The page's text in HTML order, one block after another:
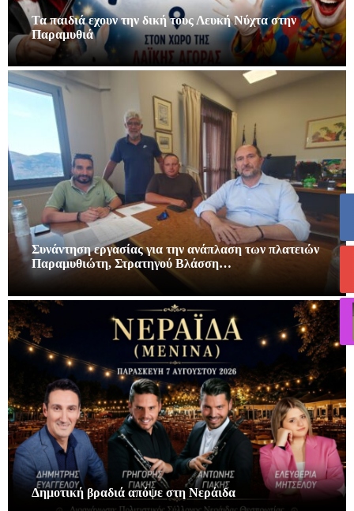
Τα παιδιά εχουν την δική τους Λευκή Νύχτα στην
Παραμυθιά
Συνάντηση εργασίας για την ανάπλαση των πλατειών
Παραμυθιώτη, Στρατηγού Βλάσση…
Δημοτική βραδιά απόψε στη Νεράιδα